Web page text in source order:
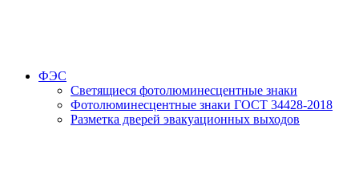
ФЭС
Светящиеся фотолюминесцентные знаки
Фотолюминесцентные знаки ГОСТ 34428-2018
Разметка дверей эвакуационных выходов